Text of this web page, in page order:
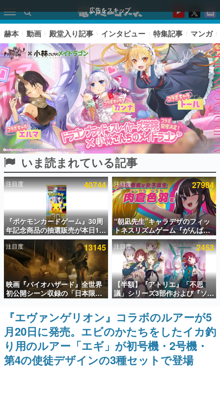
広告をスキップ
ピックアップ
電ファミのいま読まれている記事ランキング
アプリセール情報
インタビュー
連載・特集一覧
殿堂入り記事
SNS拡散数が数千以上！ ページビュー数万以上！ などな
ど。多くの人々に読まれた、電ファミ渾身の“殿堂入り”記
事をまとめました。
ゲームの企画書
名作ゲームクリエイターの方々に製作時のエピソードをお
聞きし、ヒットする企画（ゲーム）とは何か？を探ってい
きます。
赫本
この物語を解いてはいけない。『赫本』は、〈試験問題〉
赫本 動画 殿堂入り記事 インタビュー 特集記事 マンガ
いま読まれている記事
注目度 40744
『ポケモンカードゲーム』30周
年記念商品の抽選販売が本日12
時より開始。拡張パック「30th
CELEBRATION」のボックス
に、「プレミアムデッキセット
エーフィ・ブラッキー」
「FUTURISTIC BOX」の計3商
品
注目度 27984
“朝凪先生”キャラデザのフィッ
トネスリズムゲーム『がんば
れ！チアリズム』Steamストア
ページが公開。キャラクターの
CVは陽向葵ゅかさん
注目度 13145
映画『バイオハザード』全世界
初公開シーン収録の「日本限
定」予告映像が解禁。バイオの
日（8月10日）にあわせて、
「ラクーンシティ総合病院」へ
行く配達人の姿が披露
注目度 2453
【半額】『アトリエ』「不思
議」シリーズ3部作および『ソフ
ィーのアトリエ2』公式画集の
Kindle版が50%オフとなるセー
ルが開催中。各作品の設定画や
美麗なイラストの数々をふんだ
んに収録
『エヴァンゲリオン』コラボのルアーが5
月20日に発売。エビのかたちをしたイカ釣
り用のルアー「エギ」が初号機・2号機・
第4の使徒デザインの3種セットで登場